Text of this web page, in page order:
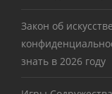
Закон об
знать в 2026 году